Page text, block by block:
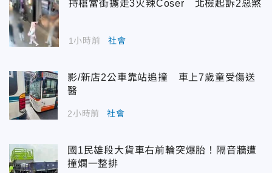
持槍當街擄走3火辣Coser 北檢起訴2惡煞
1小時前 社會
影/新店2公車靠站追撞 車上7歲童受傷送
醫
2小時前 社會
國1民雄段大貨車右前輪突爆胎！隔音牆遭
撞爛一整排